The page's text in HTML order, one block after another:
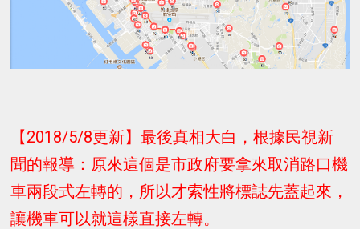
【2018/5/8更新】最後真相大白，根據民視新
聞的報導：原來這個是市政府要拿來取消路口機
車兩段式左轉的，所以才索性將標誌先蓋起來，
讓機車可以就這樣直接左轉。